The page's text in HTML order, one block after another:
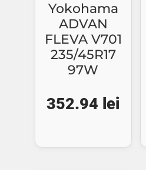
Yokohama
ADVAN
FLEVA V701
235/45R17
97W
352.94 lei